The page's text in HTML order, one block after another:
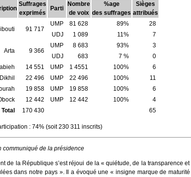
Suffrages
exprimés
Parti
Nombre
de voix
%age
des suffrages
Sièges
attribués
91 717
UMP 81 628 89%
28
UDJ
1 089 11% 7
Arta 9 366
UMP 8 683 93%
3
UDJ
683 7 %
0
14 551 UMP 1 4551 100%
6
Dikhil
22 496 UMP 22 496 100%
11
19 858 UMP 19 858 100%
6
12 442 UMP 12 442 100%
4
Total
170 430 65
: 74% (soit 230 311 inscrits)
communiqué de la présidence
de la République s’est réjoui de la « quiétude, de la transparence
dans notre pays ». Il a évoqué une « insigne marque de